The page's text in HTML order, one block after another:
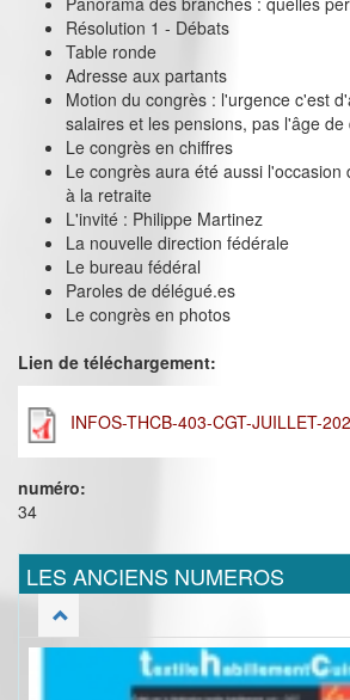
Résolution 1 - Débats
Table ronde
Adresse aux partants
Motion du congrès : l'urgence c'est
salaires et les pensions, pas l'âge
Le congrès en chiffres
Le congrès aura été aussi
à la retraite
L'invité : Philippe Martinez
La nouvelle direction fédérale
Le bureau fédéral
Paroles de délégué.es
Le congrès en photos
Lien de téléchargement:
INFOS-THCB-403-CGT-JUILLET-
numéro:
34
LES ANCIENS NUMEROS